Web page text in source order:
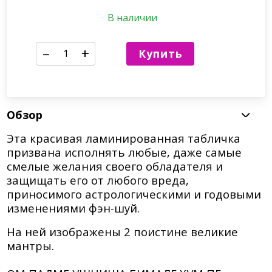
В наличии
– + Купить
Обзор
Эта красивая ламинированная табличка
призвана исполнять любые, даже самые
смелые желания своего обладателя и
защищать его от любого вреда,
приносимого астрологическими и годовыми
изменениями фэн-шуй.
На ней изображены 2 поистине великие
мантры.